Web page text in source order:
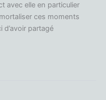
avec elle en particulier
ces moments
d’avoir partagé